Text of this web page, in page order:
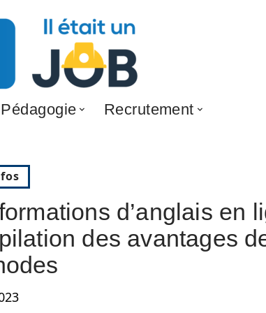
Pédagogie Recrutement
d’anglais en
des avantages